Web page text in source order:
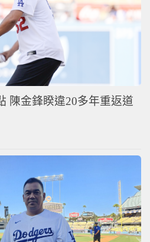
陳金鋒睽違20多年重返道